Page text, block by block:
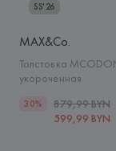
SS'26
MAX&Co.
Толстовка
укороченная
30%
879,99 BYN
599,99 BYN